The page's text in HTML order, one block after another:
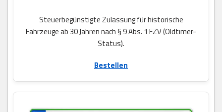
Steuerbegünstigte Zulassung für historische
Fahrzeuge ab 30 Jahren nach § 9 Abs. 1 FZV (Oldtimer-
Status).
Bestellen